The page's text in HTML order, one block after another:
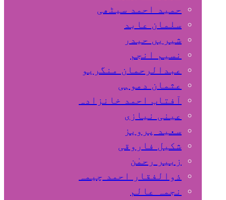
حمید احمد سیٹھی
سلمان عابد
شیریں حیدر
نسیم انجم
عبدالرحمان منگریو
عثمان دموہی
آفتاب احمد خانزادہ
عینی نیازی
سعید پرویز
شکیل فاروقی
زبیر رحمٰن
ذوالفقار احمد چیمہ
نجمہ عالم